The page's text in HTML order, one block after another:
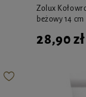
Zolux
beżowy 14 cm
28,90 zł